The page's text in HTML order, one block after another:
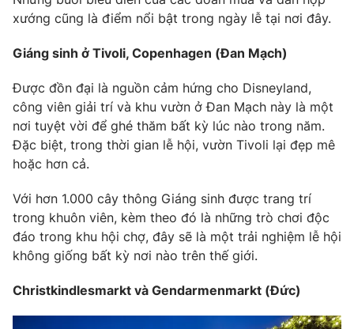
xướng cũng là điểm nổi bật trong ngày lễ tại nơi đây.
Giáng sinh ở Tivoli, Copenhagen (Đan Mạch)
Được đồn đại là nguồn cảm hứng cho Disneyland,
công viên giải trí và khu vườn ở Đan Mạch này là một
nơi tuyệt vời để ghé thăm bất kỳ lúc nào trong năm.
Đặc biệt, trong thời gian lễ hội, vườn Tivoli lại đẹp mê
hoặc hơn cả.
Với hơn 1.000 cây thông Giáng sinh được trang trí
trong khuôn viên, kèm theo đó là những trò chơi độc
đáo trong khu hội chợ, đây sẽ là một trải nghiệm lễ hội
không giống bất kỳ nơi nào trên thế giới.
Christkindlesmarkt và Gendarmenmarkt (Đức)